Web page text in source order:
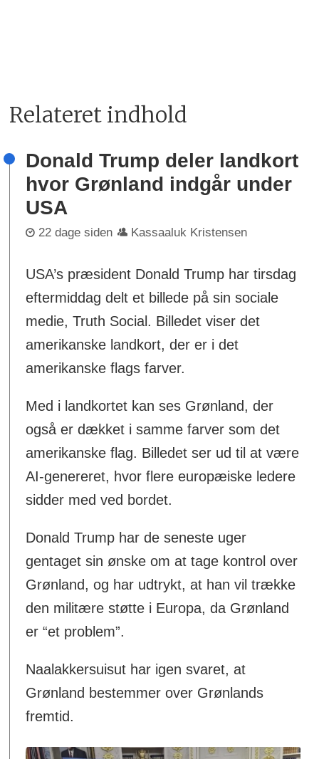
Relateret indhold
Donald Trump deler landkort
hvor Grønland indgår under
USA
22 dage siden Kassaaluk Kristensen
USA’s præsident Donald Trump har tirsdag
eftermiddag delt et billede på sin sociale
medie, Truth Social. Billedet viser det
amerikanske landkort, der er i det
amerikanske flags farver.
Med i landkortet kan ses Grønland, der
også er dækket i samme farver som det
amerikanske flag. Billedet ser ud til at være
AI-genereret, hvor flere europæiske ledere
sidder med ved bordet.
Donald Trump har de seneste uger
gentaget sin ønske om at tage kontrol over
Grønland, og har udtrykt, at han vil trække
den militære støtte i Europa, da Grønland
er “et problem”.
Naalakkersuisut har igen svaret, at
Grønland bestemmer over Grønlands
fremtid.